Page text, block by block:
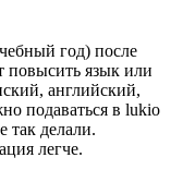
год) после
повысить язык или
английский,
подаваться в lukio
так делали.
легче.